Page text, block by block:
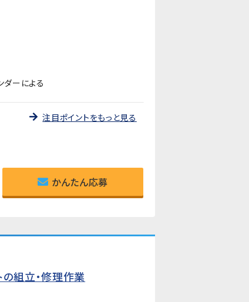
ーによる
注目ポイントをもっと見る
かんたん応募
組立・修理作業